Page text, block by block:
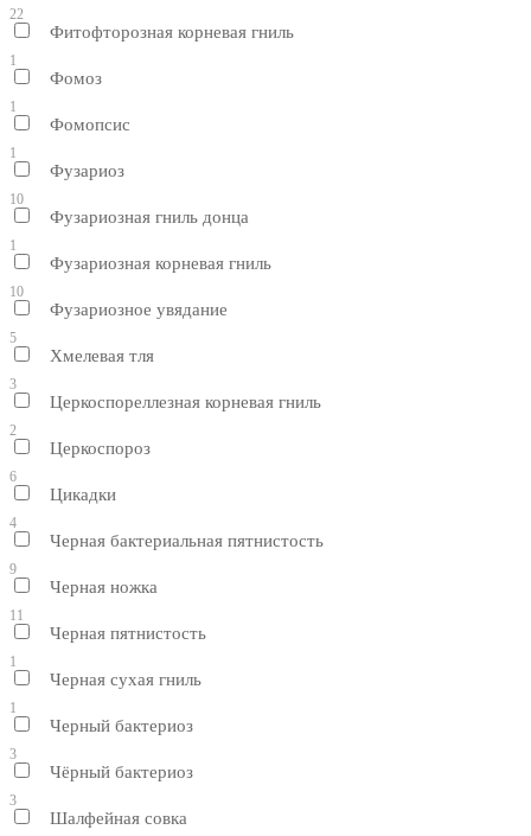
22
Фитофторозная корневая гниль
1
Фомоз
1
Фомопсис
1
Фузариоз
10
Фузариозная гниль донца
1
Фузариозная корневая гниль
10
Фузариозное увядание
5
Хмелевая тля
3
Церкоспореллезная корневая гниль
2
Церкоспороз
6
Цикадки
4
Черная бактериальная пятнистость
9
Черная ножка
11
Черная пятнистость
1
Черная сухая гниль
1
Черный бактериоз
3
Чёрный бактериоз
3
Шалфейная совка